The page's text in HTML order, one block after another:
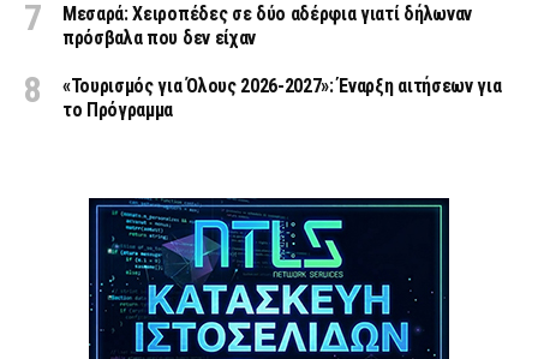
Μεσαρά: Χειροπέδες σε δύο αδέρφια γιατί δήλωναν
πρόσβαλα που δεν είχαν
«Τουρισμός για Όλους 2026-2027»: Έναρξη αιτήσεων για
το Πρόγραμμα